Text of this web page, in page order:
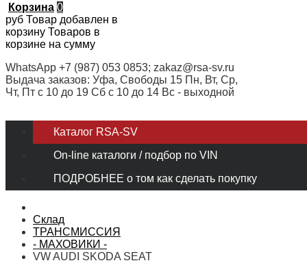
Корзина 0
руб Товар добавлен в
корзину Товаров в
корзине на сумму
WhatsApp +7 (987) 053 0853; zakaz@rsa-sv.ru
Выдача заказов: Уфа, Свободы 15 Пн, Вт, Ср,
Чт, Пт с 10 до 19 Сб с 10 до 14 Вс - выходной
Каталог RSA-SV
On-line каталоги / подбор по VIN
ПОДРОБНЕЕ о том как сделать покупку
Склад
ТРАНСМИССИЯ
- МАХОВИКИ -
VW AUDI SKODA SEAT